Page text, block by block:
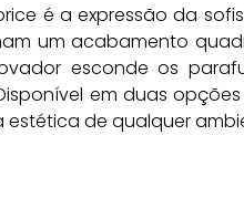
é a expressão da
um acabamento
esconde os
em duas
estética de qualquer